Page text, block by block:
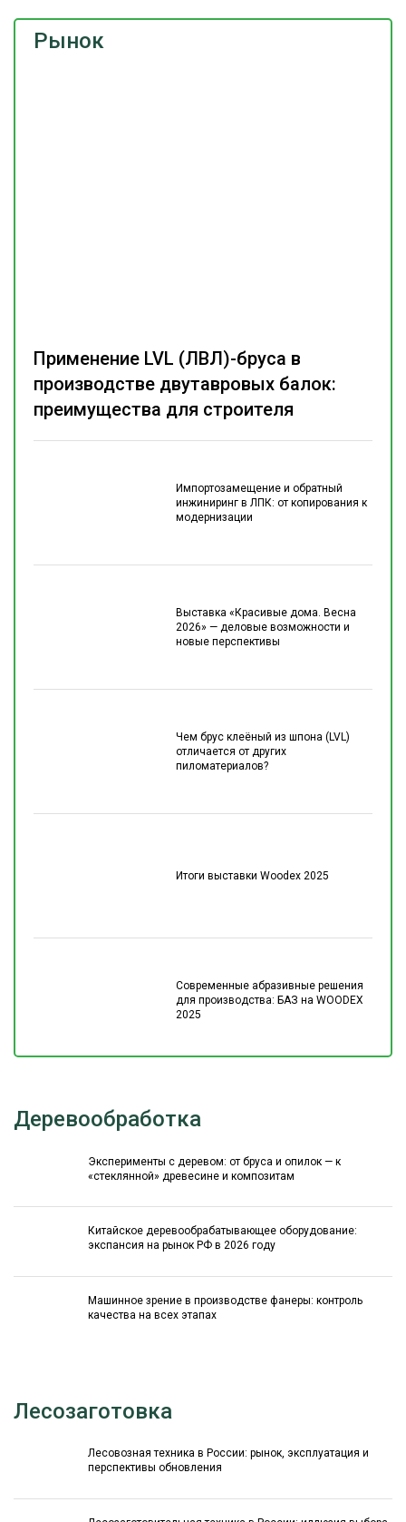
Рынок
Импортозамещение и обратный
инжиниринг в ЛПК: от копирования к
модернизации
Выставка «Красивые дома. Весна
2026» — деловые возможности и
новые перспективы
Чем брус клеёный из шпона (LVL)
отличается от других
пиломатериалов?
Итоги выставки Woodex 2025
Современные абразивные решения
для производства: БАЗ на WOODEX
2025
Применение LVL (ЛВЛ)-бруса в
производстве двутавровых балок:
преимущества для строителя
Деревообработка
Эксперименты с деревом: от бруса и опилок — к
«стеклянной» древесине и композитам
Китайское деревообрабатывающее оборудование:
экспансия на рынок РФ в 2026 году
Машинное зрение в производстве фанеры: контроль
качества на всех этапах
Лесозаготовка
Лесовозная техника в России: рынок, эксплуатация и
перспективы обновления